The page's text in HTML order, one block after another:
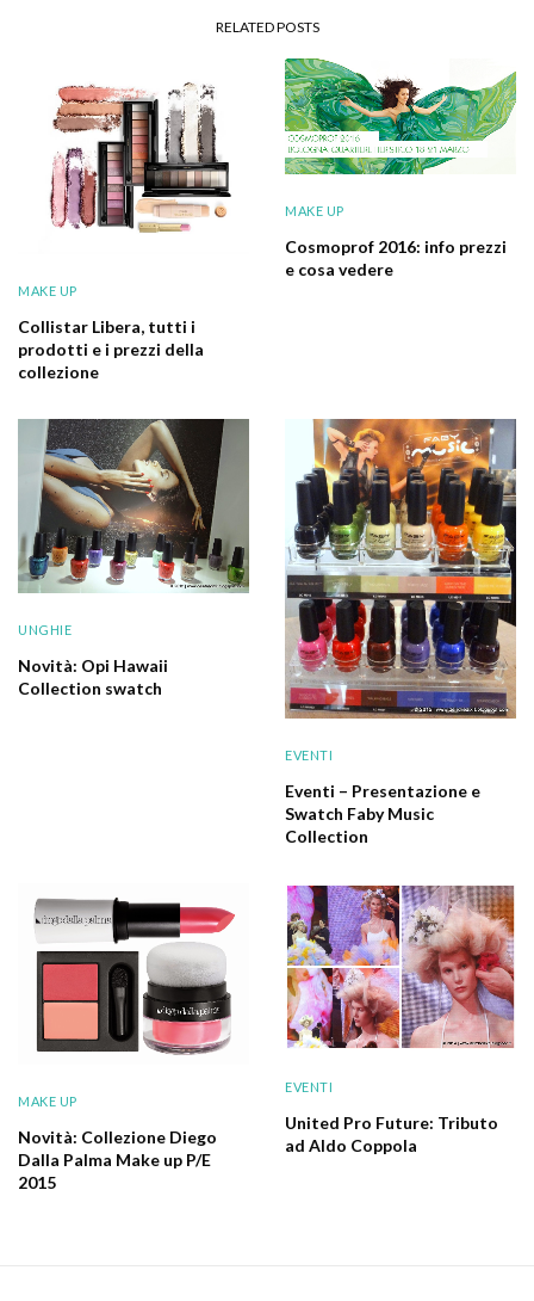
RELATED POSTS
MAKE UP
Collistar Libera, tutti i
prodotti e i prezzi della
collezione
MAKE UP
Cosmoprof 2016: info prezzi
e cosa vedere
UNGHIE
Novità: Opi Hawaii
Collection swatch
EVENTI
Eventi – Presentazione e
Swatch Faby Music
Collection
MAKE UP
Novità: Collezione Diego
Dalla Palma Make up P/E
2015
EVENTI
United Pro Future: Tributo
ad Aldo Coppola